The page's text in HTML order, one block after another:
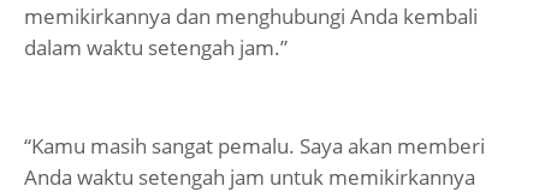
memikirkannya dan menghubungi Anda kembali
dalam waktu setengah jam.”
“Kamu masih sangat pemalu. Saya akan memberi
Anda waktu setengah jam untuk memikirkannya